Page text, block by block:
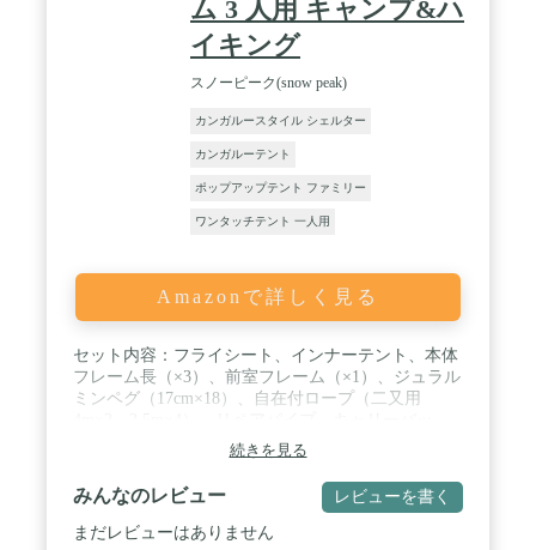
ム 3 人用 キャンプ&ハ
イキング
スノーピーク(snow peak)
カンガルースタイル シェルター
カンガルーテント
ポップアップテント ファミリー
ワンタッチテント 一人用
Amazonで詳しく見る
セット内容：フライシート、インナーテント、本体
フレーム長（×3）、前室フレーム（×1）、ジュラル
ミンペグ（17cm×18）、自在付ロープ（二又用
グ、フレームケース、ペグケース / 材質：フライシ
ート／75Dポリエステルタフタ・PUコーティング耐
水圧1,800mmミニマム・撥水加工・UVカット加工、
インナーテント／ 68Dポリエステルタフタ（ウォー
ル部）、210Dポリエステルオックス・PUコーティ
続きを見る
みんなのレビュー レビューを書く
まだレビューはありません